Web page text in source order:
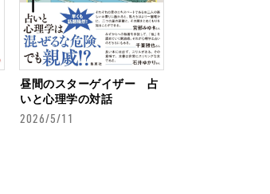
昼間のスターゲイザー 占
いと心理学の対話
2026/5/11